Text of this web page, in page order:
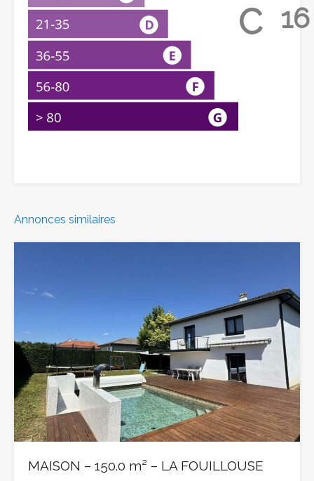
C 16
Annonces similaires
MAISON – 150.0 m² – LA FOUILLOUSE